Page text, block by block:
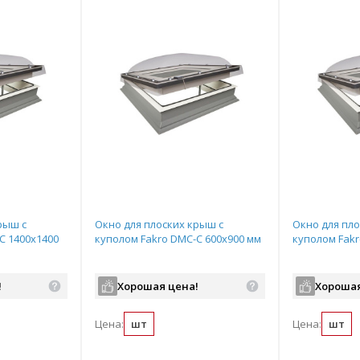
с
1400х1400
Окно для плоских крыш с
куполом Fakro DMC-С 600х900 мм
Хорошая цена!
Цена: шт
Окно для
куполом
Цена: шт